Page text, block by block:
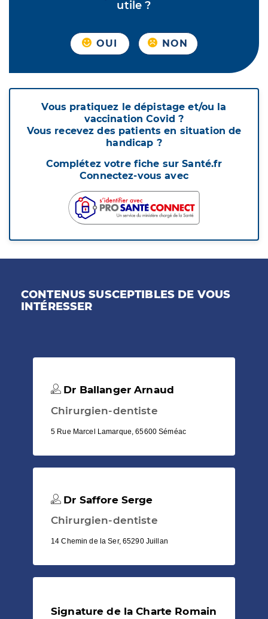
utile ?
OUI NON
Vous pratiquez le dépistage et/ou la
vaccination Covid ?
Vous recevez des patients en situation de
handicap ?
Complétez votre fiche sur Santé.fr
Connectez-vous avec
CONTENUS SUSCEPTIBLES DE VOUS
INTÉRESSER
Dr Ballanger Arnaud
Chirurgien-dentiste
5 Rue Marcel Lamarque, 65600 Séméac
Dr Saffore Serge
Chirurgien-dentiste
14 Chemin de la Ser, 65290 Juillan
Signature de la Charte Romain